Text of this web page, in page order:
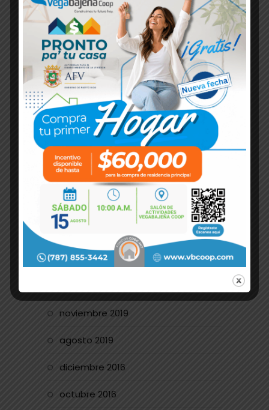
julio 2025
junio 2025
mayo 2024
agosto 2023
septiembre 2022
julio 2022
agosto 2021
mayo 2021
julio 2020
marzo 2020
noviembre 2019
agosto 2019
diciembre 2016
octubre 2016